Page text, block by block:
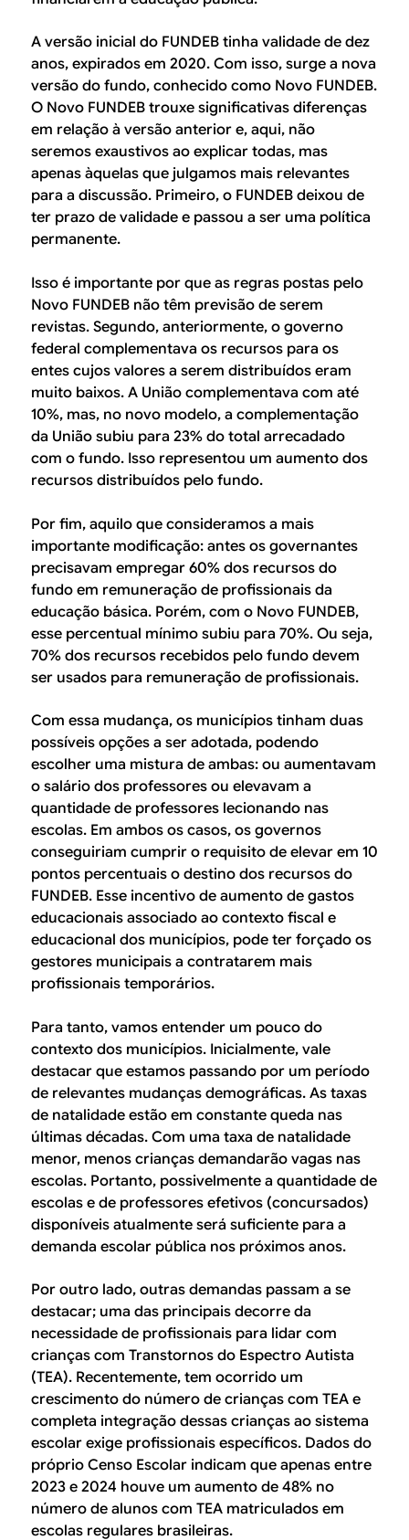
A versão inicial do FUNDEB tinha validade de dez
anos, expirados em 2020. Com isso, surge a nova
versão do fundo, conhecido como Novo FUNDEB.
O Novo FUNDEB trouxe significativas diferenças
em relação à versão anterior e, aqui, não
seremos exaustivos ao explicar todas, mas
apenas àquelas que julgamos mais relevantes
para a discussão. Primeiro, o FUNDEB deixou de
ter prazo de validade e passou a ser uma política
permanente.
Isso é importante por que as regras postas pelo
Novo FUNDEB não têm previsão de serem
revistas. Segundo, anteriormente, o governo
federal complementava os recursos para os
entes cujos valores a serem distribuídos eram
muito baixos. A União complementava com até
10%, mas, no novo modelo, a complementação
da União subiu para 23% do total arrecadado
com o fundo. Isso representou um aumento dos
recursos distribuídos pelo fundo.
Por fim, aquilo que consideramos a mais
importante modificação: antes os governantes
precisavam empregar 60% dos recursos do
fundo em remuneração de profissionais da
educação básica. Porém, com o Novo FUNDEB,
esse percentual mínimo subiu para 70%. Ou seja,
70% dos recursos recebidos pelo fundo devem
ser usados para remuneração de profissionais.
Com essa mudança, os municípios tinham duas
possíveis opções a ser adotada, podendo
escolher uma mistura de ambas: ou aumentavam
o salário dos professores ou elevavam a
quantidade de professores lecionando nas
escolas. Em ambos os casos, os governos
conseguiriam cumprir o requisito de elevar em 10
pontos percentuais o destino dos recursos do
FUNDEB. Esse incentivo de aumento de gastos
educacionais associado ao contexto fiscal e
educacional dos municípios, pode ter forçado os
gestores municipais a contratarem mais
profissionais temporários.
Para tanto, vamos entender um pouco do
contexto dos municípios. Inicialmente, vale
destacar que estamos passando por um período
de relevantes mudanças demográficas. As taxas
de natalidade estão em constante queda nas
últimas décadas. Com uma taxa de natalidade
menor, menos crianças demandarão vagas nas
escolas. Portanto, possivelmente a quantidade de
escolas e de professores efetivos (concursados)
disponíveis atualmente será suficiente para a
demanda escolar pública nos próximos anos.
Por outro lado, outras demandas passam a se
destacar; uma das principais decorre da
necessidade de profissionais para lidar com
crianças com Transtornos do Espectro Autista
(TEA). Recentemente, tem ocorrido um
crescimento do número de crianças com TEA e
completa integração dessas crianças ao sistema
escolar exige profissionais específicos. Dados do
próprio Censo Escolar indicam que apenas entre
2023 e 2024 houve um aumento de 48% no
número de alunos com TEA matriculados em
escolas regulares brasileiras.